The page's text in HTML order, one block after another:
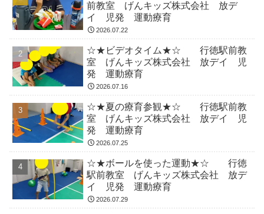
前教室 げんキッズ株式会社 放デ
イ 児発 運動療育
2026.07.22
☆★ビデオタイム★☆ 行徳駅前教
室 げんキッズ株式会社 放デイ 児
発 運動療育
2026.07.16
☆★夏の療育参観★☆ 行徳駅前教
室 げんキッズ株式会社 放デイ 児
発 運動療育
2026.07.25
☆★ボールを使った運動★☆ 行徳
駅前教室 げんキッズ株式会社 放デ
イ 児発 運動療育
2026.07.29